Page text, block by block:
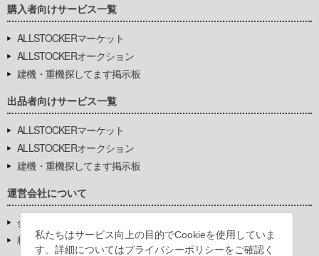
私たちはサービス向上の目的でCookieを使用していま
す。詳細についてはプライバシーポリシーをご確認く
購入者向けサービス一覧
ALLSTOCKERマーケット
ALLSTOCKERオークション
建機・重機探してます掲示板
出品者向けサービス一覧
ALLSTOCKERマーケット
ALLSTOCKERオークション
建機・重機探してます掲示板
運営会社について
会社基本情報
株式会社豊環境開発